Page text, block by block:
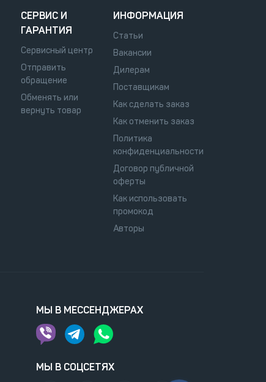
СЕРВИС И
ГАРАНТИЯ
Сервисный центр
Отправить
обращение
Обменять или
вернуть товар
ИНФОРМАЦИЯ
Статьи
Вакансии
Дилерам
Поставщикам
Как сделать заказ
Как отменить заказ
Политика
конфиденциальности
Договор публичной
оферты
Как использовать
промокод
Авторы
МЫ В МЕССЕНДЖЕРАХ
МЫ В СОЦСЕТЯХ